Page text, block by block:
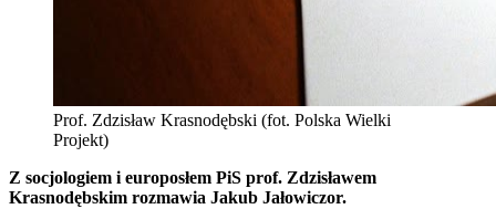
Prof. Zdzisław Krasnodębski (fot. Polska Wielki
Projekt)
Z socjologiem i europosłem PiS prof. Zdzisławem
Krasnodębskim rozmawia Jakub Jałowiczor.